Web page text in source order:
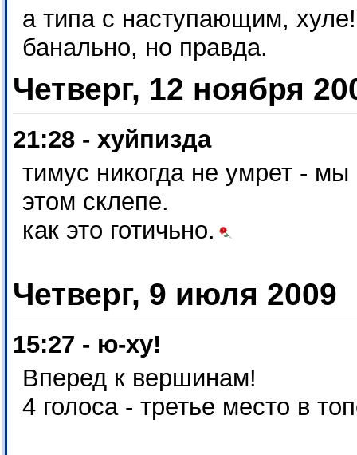
а типа с наступающим, хуле!
банально, но правда.
Четверг, 12 ноября
21:28 - хуйпизда
тимус никогда не умрет - мы
этом склепе.
как это готичьно.
Четверг, 9 июля 2009
15:27 - ю-ху!
Вперед к вершинам!
4 голоса - третье место в